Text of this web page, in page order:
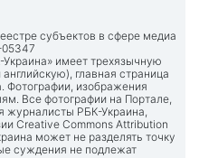
субъектов в сфере медиа
имеет трехязычную
главная страница
. Фотографии, изображения
Все фотографии на Портале,
журналисты РБК-Украина,
Creative Commons Attribution
может не разделять точку
суждения не подлежат